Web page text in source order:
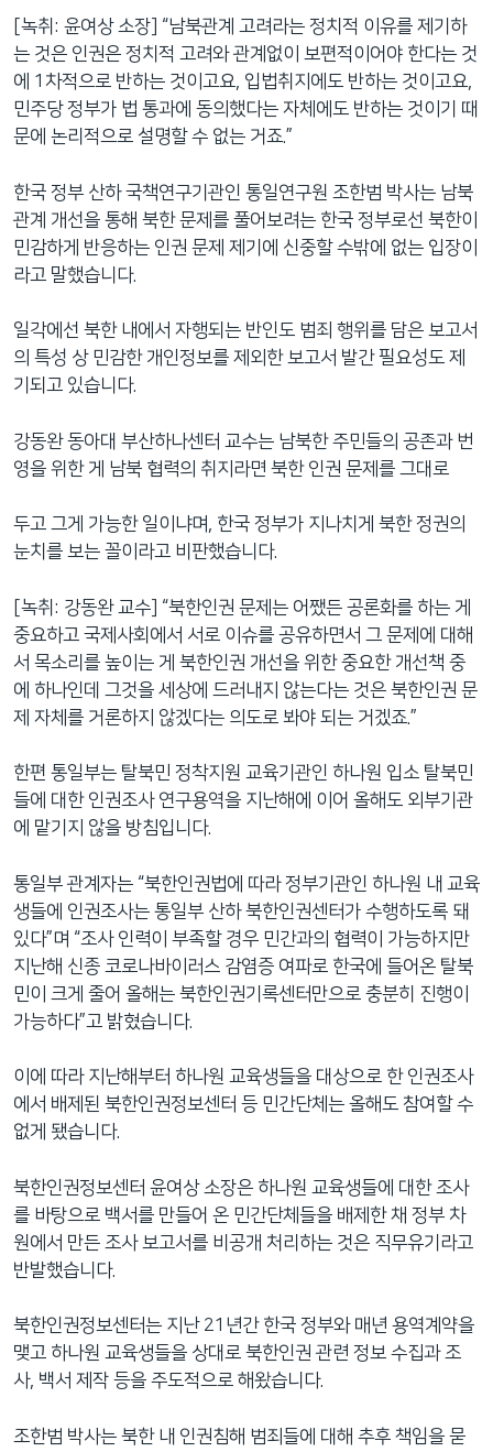
[녹취: 윤여상 소장] “남북관계 고려라는 정치적 이유를 제기하
는 것은 인권은 정치적 고려와 관계없이 보편적이어야 한다는 것
에 1차적으로 반하는 것이고요, 입법취지에도 반하는 것이고요,
민주당 정부가 법 통과에 동의했다는 자체에도 반하는 것이기 때
문에 논리적으로 설명할 수 없는 거죠.”
한국 정부 산하 국책연구기관인 통일연구원 조한범 박사는 남북
관계 개선을 통해 북한 문제를 풀어보려는 한국 정부로선 북한이
민감하게 반응하는 인권 문제 제기에 신중할 수밖에 없는 입장이
라고 말했습니다.
일각에선 북한 내에서 자행되는 반인도 범죄 행위를 담은 보고서
의 특성 상 민감한 개인정보를 제외한 보고서 발간 필요성도 제
기되고 있습니다.
강동완 동아대 부산하나센터 교수는 남북한 주민들의 공존과 번
영을 위한 게 남북 협력의 취지라면 북한 인권 문제를 그대로
두고 그게 가능한 일이냐며, 한국 정부가 지나치게 북한 정권의
눈치를 보는 꼴이라고 비판했습니다.
[녹취: 강동완 교수] “북한인권 문제는 어쨌든 공론화를 하는 게
중요하고 국제사회에서 서로 이슈를 공유하면서 그 문제에 대해
서 목소리를 높이는 게 북한인권 개선을 위한 중요한 개선책 중
에 하나인데 그것을 세상에 드러내지 않는다는 것은 북한인권 문
제 자체를 거론하지 않겠다는 의도로 봐야 되는 거겠죠.”
한편 통일부는 탈북민 정착지원 교육기관인 하나원 입소 탈북민
들에 대한 인권조사 연구용역을 지난해에 이어 올해도 외부기관
에 맡기지 않을 방침입니다.
통일부 관계자는 “북한인권법에 따라 정부기관인 하나원 내 교육
생들에 인권조사는 통일부 산하 북한인권센터가 수행하도록 돼
있다”며 “조사 인력이 부족할 경우 민간과의 협력이 가능하지만
지난해 신종 코로나바이러스 감염증 여파로 한국에 들어온 탈북
민이 크게 줄어 올해는 북한인권기록센터만으로 충분히 진행이
가능하다”고 밝혔습니다.
이에 따라 지난해부터 하나원 교육생들을 대상으로 한 인권조사
에서 배제된 북한인권정보센터 등 민간단체는 올해도 참여할 수
없게 됐습니다.
북한인권정보센터 윤여상 소장은 하나원 교육생들에 대한 조사
를 바탕으로 백서를 만들어 온 민간단체들을 배제한 채 정부 차
원에서 만든 조사 보고서를 비공개 처리하는 것은 직무유기라고
반발했습니다.
북한인권정보센터는 지난 21년간 한국 정부와 매년 용역계약을
맺고 하나원 교육생들을 상대로 북한인권 관련 정보 수집과 조
사, 백서 제작 등을 주도적으로 해왔습니다.
조한범 박사는 북한 내 인권침해 범죄들에 대해 추후 책임을 묻